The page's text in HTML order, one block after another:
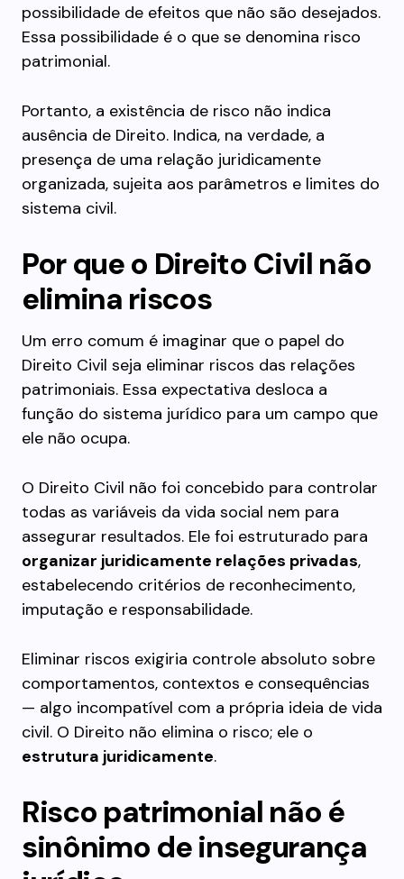
possibilidade de efeitos que não são desejados.
Essa possibilidade é o que se denomina risco
patrimonial.
Portanto, a existência de risco não indica
ausência de Direito. Indica, na verdade, a
presença de uma relação juridicamente
organizada, sujeita aos parâmetros e limites do
sistema civil.
Por que o Direito Civil não
elimina riscos
Um erro comum é imaginar que o papel do
Direito Civil seja eliminar riscos das relações
patrimoniais. Essa expectativa desloca a
função do sistema jurídico para um campo que
ele não ocupa.
O Direito Civil não foi concebido para controlar
todas as variáveis da vida social nem para
assegurar resultados. Ele foi estruturado para
organizar juridicamente relações privadas,
estabelecendo critérios de reconhecimento,
imputação e responsabilidade.
Eliminar riscos exigiria controle absoluto sobre
comportamentos, contextos e consequências
— algo incompatível com a própria ideia de vida
civil. O Direito não elimina o risco; ele o
estrutura juridicamente.
Risco patrimonial não é
sinônimo de insegurança